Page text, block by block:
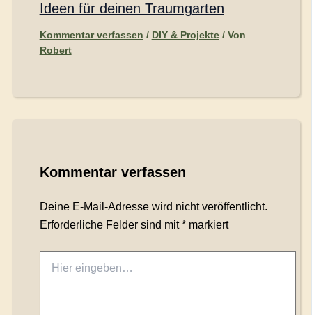
Ideen für deinen Traumgarten
Kommentar verfassen / DIY & Projekte/ Von
Robert
Kommentar verfassen
Deine E-Mail-Adresse wird nicht veröffentlicht.
Erforderliche Felder sind mit*markiert
eingeben…